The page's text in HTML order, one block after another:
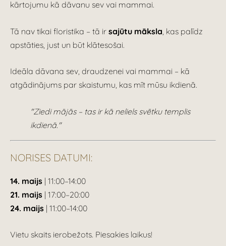
kārtojumu kā dāvanu sev vai mammai.
Tā nav tikai floristika – tā ir sajūtu māksla , kas palīdz
apstāties, just un būt klātesošai.
Ideāla dāvana sev, draudzenei vai mammai – kā
atgādinājums par skaistumu, kas mīt mūsu ikdienā.
"Ziedi mājās – tas ir kā neliels svētku templis
ikdienā."
NORISES DATUMI:
14. maijs | 11:00–14:00
21. maijs | 17:00–20:00
24. maijs | 11:00–14:00
Vietu skaits ierobežots. Piesakies laikus!